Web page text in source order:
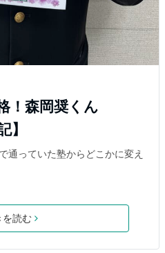
！森岡奨くん
】
っていた塾からどこかに変え
を読む